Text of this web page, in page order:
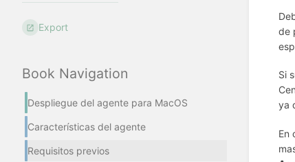
Export
Book Navigation
Despliegue del agente para MacOS
Características del agente
Requisitos previos
de
Si
ya
En